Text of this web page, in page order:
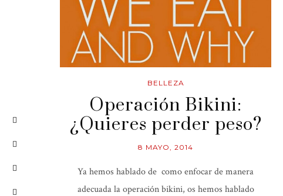
BELLEZA
Operación Bikini:
¿Quieres perder peso?
8 MAYO, 2014
Ya hemos hablado de como enfocar de manera
adecuada la operación bikini, os hemos hablado